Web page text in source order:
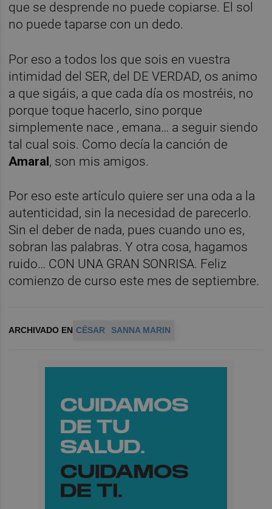
que se desprende no puede copiarse. El sol
no puede taparse con un dedo.
Por eso a todos los que sois en vuestra
intimidad del SER, del DE VERDAD, os animo
a que sigáis, a que cada día os mostréis, no
porque toque hacerlo, sino porque
simplemente nace , emana… a seguir siendo
tal cual sois. Como decía la canción de
Amaral, son mis amigos.
Por eso este artículo quiere ser una oda a la
autenticidad, sin la necesidad de parecerlo.
Sin el deber de nada, pues cuando uno es,
sobran las palabras. Y otra cosa, hagamos
ruido… CON UNA GRAN SONRISA. Feliz
comienzo de curso este mes de septiembre.
ARCHIVADO EN CÉSAR SANNA MARIN